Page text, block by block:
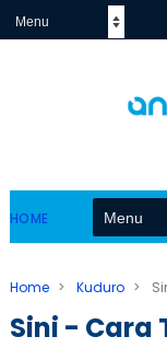
HOME
Home > Kuduro >
Sini - Cara